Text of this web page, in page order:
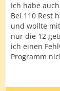
Ich habe
Bei 110 Rest
und wollte
nur die 12
ich einen
Programm